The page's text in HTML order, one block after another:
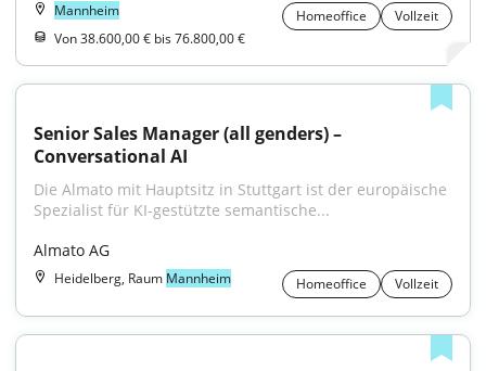
Mannheim Homeoffice
Vollzeit
Von 38.600,00 € bis 76.800,00 €
Senior Sales Manager (all genders) –
Conversational AI
Die Almato mit Hauptsitz in Stuttgart ist der europäische
Spezialist für KI-gestützte semantische...
Almato AG
Heidelberg, Raum Mannheim Homeoffice Vollzeit